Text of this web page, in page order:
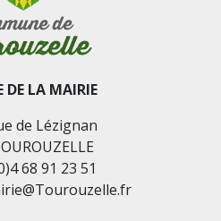
DE LA MAIRIE
de Lézignan
68 91 23 51